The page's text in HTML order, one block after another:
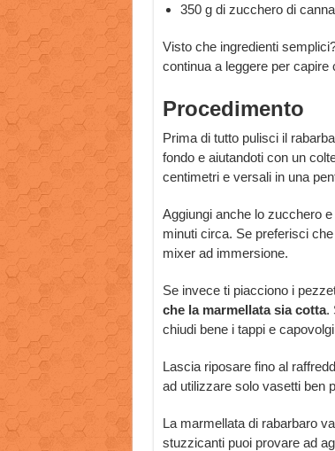
350 g di zucchero di
Visto che ingredienti
continua a leggere per capire
Procedimento
Prima di tutto pulisci il
fondo e aiutandoti con un
centimetri e versali in una
Aggiungi anche lo zucchero
minuti circa. Se preferisci
mixer ad immersione.
Se invece ti piacciono i
che la marmellata sia cotta.
chiudi bene i tappi e
Lascia riposare fino al
ad utilizzare solo vasetti ben
La marmellata di rabarbaro
stuzzicanti puoi provare ad